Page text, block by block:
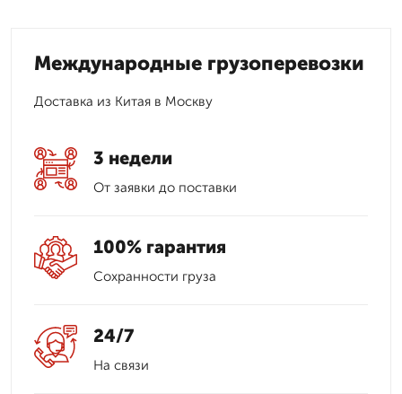
Международные грузоперевозки
Доставка из Китая в Москву
3 недели
От заявки до поставки
100% гарантия
Сохранности груза
24/7
На связи